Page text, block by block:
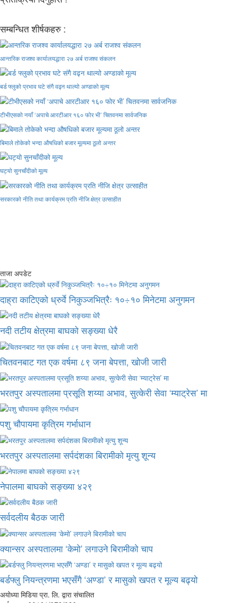
सम्बन्धित शीर्षकहरु :
आन्तरिक राजश्व कार्यालयद्धारा २७ अर्ब राजश्व संकलन
बर्ड फ्लुको प्रभाव घटे संगै वढ्न थाल्यो अण्डाको मूल्य
टीभीएसको नयाँ ‘अपाचे आरटीआर १६० फोर भी’ चितवनमा सार्वजनिक
बिमाले तोकेको भन्दा औषधिको बजार मूल्यमा ठूलो अन्तर
घट्यो सुनचाँदीको मूल्य
सरकारको नीति तथा कार्यक्रम प्रति नीजि क्षेत्र उत्साहीत
ताजा अपडेट
दाह्रा काटिएको ध्रुर्वे निकुञ्जभित्रैः १०÷१० मिनेटमा अनुगमन
नदी तटीय क्षेत्रमा बाघको सङ्ख्या धेरै
चितवनबाट गत एक वर्षमा ८९ जना बेपत्ता, खोजी जारी
भरतपुर अस्पतालमा प्रसूति शय्या अभाव, सुत्केरी सेवा ‘म्याट्रेस’ मा
पशु चौपायमा कृत्रिम गर्भाधान
भरतपुर अस्पतालमा सर्पदंशका बिरामीको मृत्यु शून्य
नेपालमा बाघको सङ्ख्या ४२९
सर्वदलीय बैठक जारी
क्यान्सर अस्पतालमा ‘केमो’ लगाउने बिरामीको चाप
बर्डफ्लु नियन्त्रणमा भएसँगै ‘अण्डा’ र मासुको खपत र मूल्य बढ्यो
अयोध्या मिडिया प्रा. लि. द्वारा संचालित